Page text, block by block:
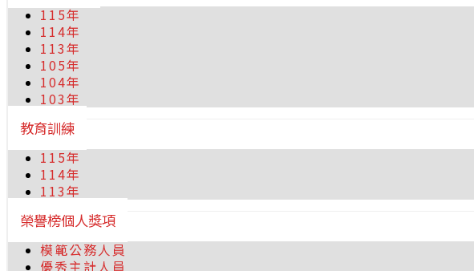
115年
114年
113年
105年
104年
103年
教育訓練
115年
114年
113年
榮譽榜個人獎項
模範公務人員
優秀主計人員